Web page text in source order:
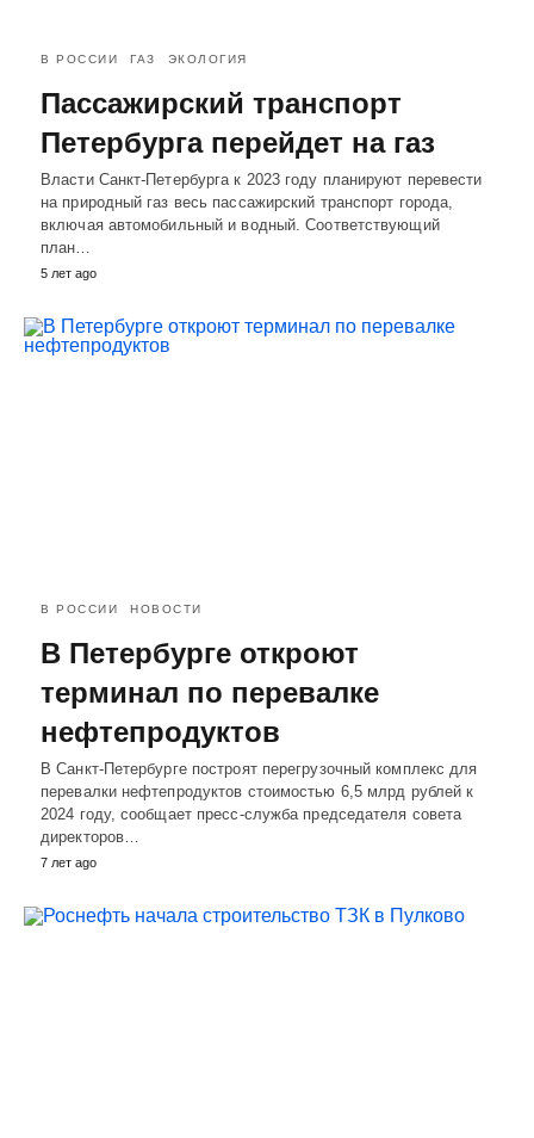
В РОССИИ ГАЗ ЭКОЛОГИЯ
Пассажирский транспорт
Петербурга перейдет на газ
Власти Санкт-Петербурга к 2023 году планируют перевести
на природный газ весь пассажирский транспорт города,
включая автомобильный и водный. Соответствующий
план…
5 лет ago
В РОССИИ НОВОСТИ
В Петербурге откроют
терминал по перевалке
нефтепродуктов
В Санкт-Петербурге построят перегрузочный комплекс для
перевалки нефтепродуктов стоимостью 6,5 млрд рублей к
2024 году, сообщает пресс-служба председателя совета
директоров…
7 лет ago